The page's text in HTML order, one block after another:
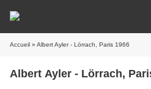
Accueil » Albert Ayler - Lörrach, Paris 1966
Albert Ayler - Lörrach,